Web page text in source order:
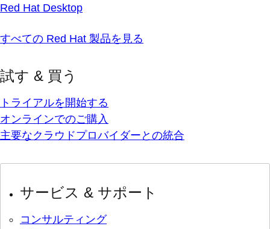
Red Hat Desktop
すべての Red Hat 製品を見る
試す & 買う
トライアルを開始する
オンラインでのご購入
主要なクラウドプロバイダーとの統合
サービス & サポート
コンサルティング